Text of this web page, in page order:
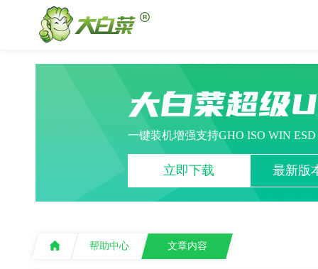
大白菜超级
一键装机增强支持GHO ISO WIN
立即下载 最新版
帮助中心 文章内容